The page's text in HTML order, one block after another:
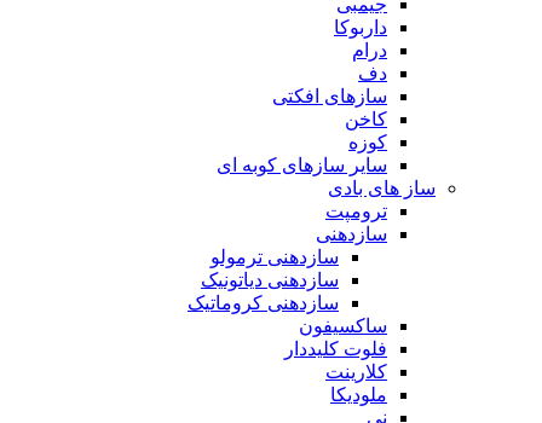
جیمبی
داربوکا
درام
دف
سازهای افکتی
کاخن
کوزه
سایر سازهای کوبه ای
ساز های بادی
ترومپت
سازدهنی
سازدهنی ترمولو
سازدهنی دیاتونیک
سازدهنی کروماتیک
ساکسیفون
فلوت کلیددار
کلارینت
ملودیکا
نی